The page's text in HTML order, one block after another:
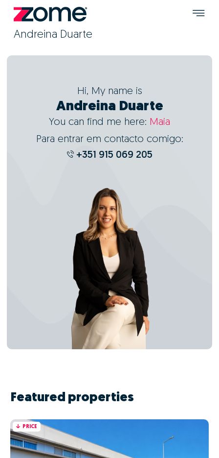
Andreina Duarte
Hi, My name is
Andreina Duarte
You can find me here: Maia
Para entrar em contacto comigo:
+351 915 069 205
Featured properties
PRICE